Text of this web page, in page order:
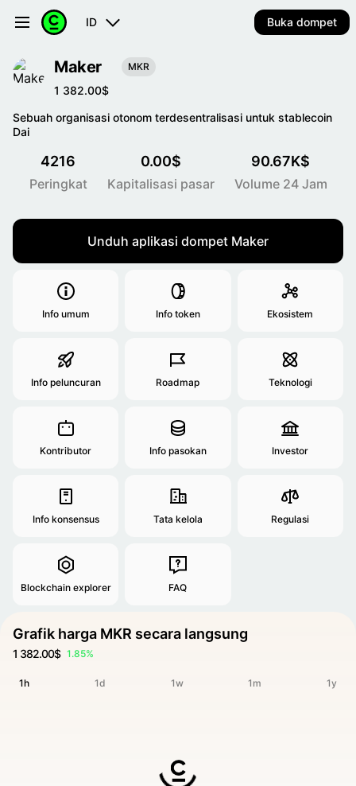
ID Buka dompet
Maker MKR
1 382.00$
Sebuah organisasi otonom terdesentralisasi untuk stablecoin
Dai
4216
Peringkat
0.00$
Kapitalisasi pasar
90.67K$
Volume 24 Jam
Unduh aplikasi dompet Maker
Info umum Info token Ekosistem
Info peluncuran Roadmap Teknologi
Kontributor Info pasokan Investor
Info konsensus Tata kelola Regulasi
Blockchain explorer FAQ
Grafik harga MKR secara langsung
1 382.00$ 1.85%
1h 1d 1w 1m 1y